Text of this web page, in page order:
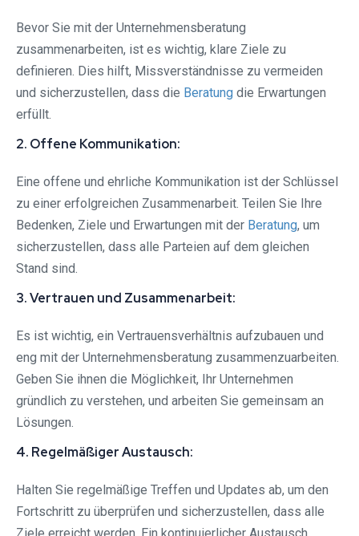
Bevor Sie mit der Unternehmensberatung
zusammenarbeiten, ist es wichtig, klare Ziele zu
definieren. Dies hilft, Missverständnisse zu vermeiden
und sicherzustellen, dass die Beratung die Erwartungen
erfüllt.
2. Offene Kommunikation:
Eine offene und ehrliche Kommunikation ist der Schlüssel
zu einer erfolgreichen Zusammenarbeit. Teilen Sie Ihre
Bedenken, Ziele und Erwartungen mit der Beratung, um
sicherzustellen, dass alle Parteien auf dem gleichen
Stand sind.
3. Vertrauen und Zusammenarbeit:
Es ist wichtig, ein Vertrauensverhältnis aufzubauen und
eng mit der Unternehmensberatung zusammenzuarbeiten.
Geben Sie ihnen die Möglichkeit, Ihr Unternehmen
gründlich zu verstehen, und arbeiten Sie gemeinsam an
Lösungen.
4. Regelmäßiger Austausch:
Halten Sie regelmäßige Treffen und Updates ab, um den
Fortschritt zu überprüfen und sicherzustellen, dass alle